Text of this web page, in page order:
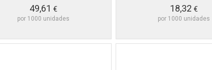
49,61 €
por 1000 unidades
18,32 €
por 1000 unidades